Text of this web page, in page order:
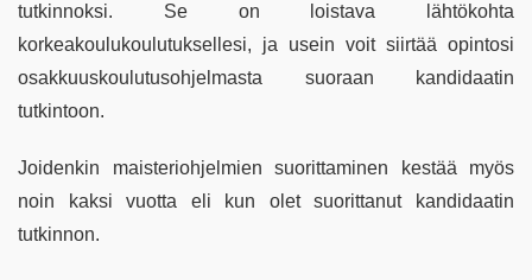
tutkinnoksi. Se on loistava lähtökohta
korkeakoulukoulutuksellesi, ja usein voit siirtää opintosi
osakkuuskoulutusohjelmasta suoraan kandidaatin
tutkintoon.
Joidenkin maisteriohjelmien suorittaminen kestää myös
noin kaksi vuotta eli kun olet suorittanut kandidaatin
tutkinnon.